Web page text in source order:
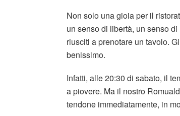
Non solo una gioia per il
un senso di libertà, un senso
riusciti a prenotare un tavolo.
benissimo.
Infatti, alle 20:30 di sabato, il
a piovere. Ma il nostro
tendone immediatamente, in